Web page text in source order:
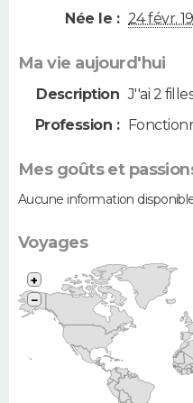
Née le : 24 févr.
Ma vie aujourd'hui
Description J''ai 2
Profession :
Mes goûts et
Aucune information
Voyages
+
−